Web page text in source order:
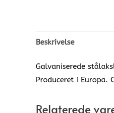
Beskrivelse
Galvaniserede
Produceret i Europa.
Relaterede